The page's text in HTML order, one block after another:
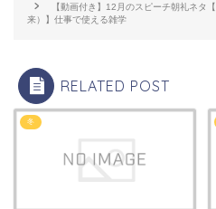
【動画付き】12月のスピーチ朝礼ネタ
来）】仕事で使える雑学
RELATED POST
冬